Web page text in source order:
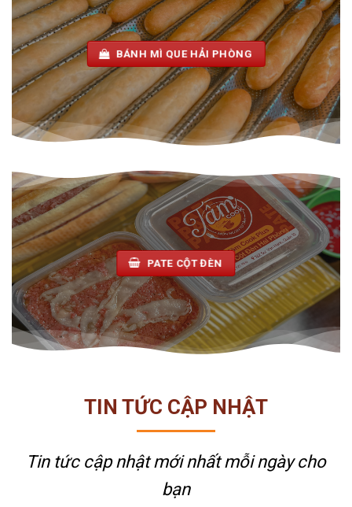
BÁNH MÌ QUE HẢI PHÒNG
PATE CỘT ĐÈN
TIN TỨC CẬP NHẬT
Tin tức cập nhật mới nhấtmỗi ngày cho
bạn